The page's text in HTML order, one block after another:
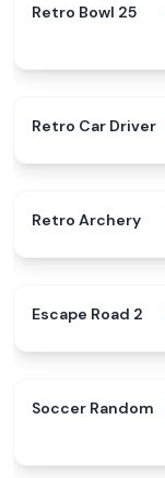
Retro Bowl 25
Retro Car Driver
Retro Archery
Escape Road 2
Soccer Random